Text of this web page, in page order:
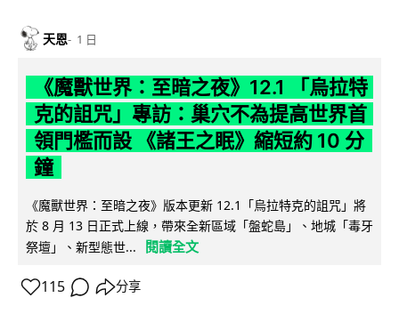
天恩 1 日
《魔獸世界：至暗之夜》12.1 「烏拉特
克的詛咒」專訪：巢穴不為提高世界首
領門檻而設 《諸王之眠》縮短約 10 分
鐘
《魔獸世界：至暗之夜》版本更新 12.1「烏拉特克的詛咒」將
於 8 月 13 日正式上線，帶來全新區域「盤蛇島」、地城「毒牙
祭壇」、新型態世...
閱讀全文
115 分享